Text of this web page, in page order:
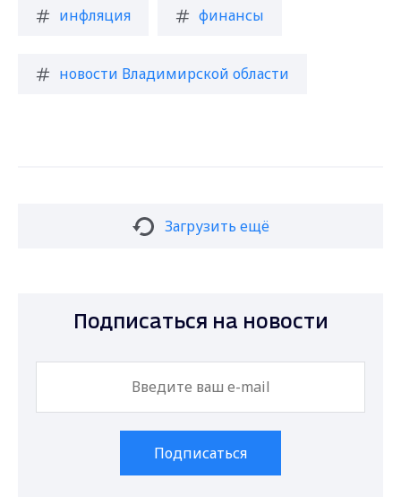
инфляция финансы
новости Владимирской области
Загрузить ещё
Подписаться на новости
Подписаться